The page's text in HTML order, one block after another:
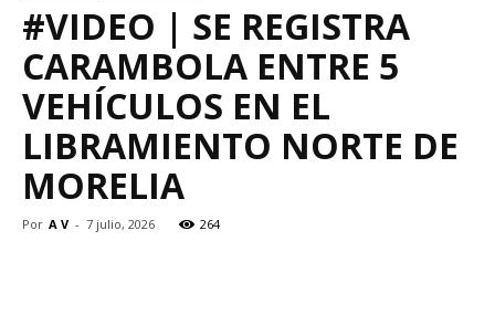
#VIDEO | SE REGISTRA
CARAMBOLA ENTRE 5
VEHÍCULOS EN EL
LIBRAMIENTO NORTE DE
MORELIA
Por A V - 7 julio, 2026 264